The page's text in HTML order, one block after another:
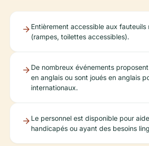
Entièrement accessible aux fauteuils
(rampes, toilettes accessibles).
De nombreux événements
en anglais ou sont joués en anglais
internationaux.
Le personnel est disponible pour
handicapés ou ayant des besoins